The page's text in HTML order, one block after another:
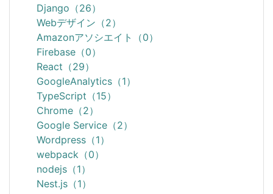
Django（26）
Webデザイン（2）
Amazonアソシエイト（0）
Firebase（0）
React（29）
GoogleAnalytics（1）
TypeScript（15）
Chrome（2）
Google Service（2）
Wordpress（1）
webpack（0）
nodejs（1）
Nest.js（1）